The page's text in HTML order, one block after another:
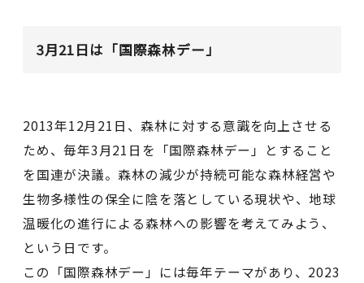
3月21日は「国際森林デー」
2013年12月21日、森林に対する意識を向上させる
ため、毎年3月21日を「国際森林デー」とすること
を国連が決議。森林の減少が持続可能な森林経営や
生物多様性の保全に陰を落としている現状や、地球
温暖化の進行による森林への影響を考えてみよう、
という日です。
この「国際森林デー」には毎年テーマがあり、2023